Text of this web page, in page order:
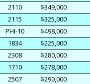
2110
$349,000
2115
$325,000
PHI-10
$498,000
1834
$225,000
2308
$280,000
1710
$278,000
2507
$290,000